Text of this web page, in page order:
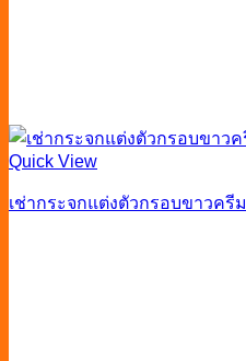
Quick View
เช่ากระจกแต่งตัวกรอบขาวครีม